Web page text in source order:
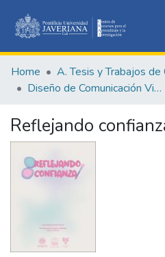
&
Home A. Tesis y Trabajos de
Diseño de Comunicación Visual
Reflejando